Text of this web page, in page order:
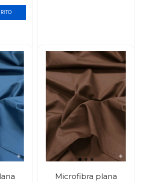
Microfibra plana